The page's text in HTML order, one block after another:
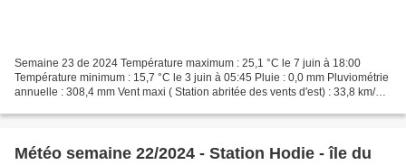
Semaine 23 de 2024 Température maximum : 25,1 °C le 7 juin à 18:00
Température minimum : 15,7 °C le 3 juin à 05:45 Pluie : 0,0 mm Pluviométrie
annuelle : 308,4 mm Vent maxi ( Station abritée des vents d'est) : 33,8 km/h
Météo semaine 22/2024 - Station Hodie - île du